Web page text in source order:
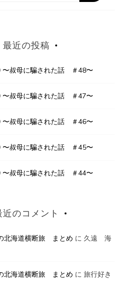
最近の投稿
〜叔母に騙された話 ＃48〜
〜叔母に騙された話 ＃47〜
〜叔母に騙された話 ＃46〜
〜叔母に騙された話 ＃45〜
〜叔母に騙された話 ＃44〜
近のコメント
北海道横断旅 まとめ に 久遠 海
北海道横断旅 まとめ に 旅行好き